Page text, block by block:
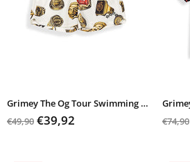
Grimey The Og Tour Swimming Shorts
€49,90 €39,92
€74,90